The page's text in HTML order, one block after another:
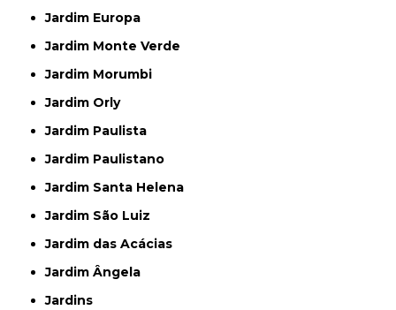
Jardim Europa
Jardim Monte Verde
Jardim Morumbi
Jardim Orly
Jardim Paulista
Jardim Paulistano
Jardim Santa Helena
Jardim São Luiz
Jardim das Acácias
Jardim Ângela
Jardins